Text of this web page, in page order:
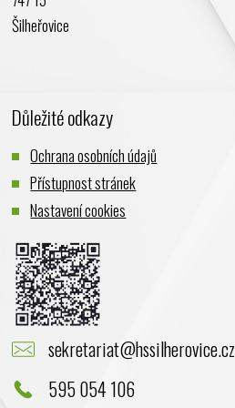
Listopad 2023
Srpen 2023
Červen 2023
Květen 2023
Duben 2023
Březen 2023
Únor 2023
Leden 2023
Prosinec 2022
Listopad 2022
Šilheřovice
Důležité odkazy
Ochrana osobních údajů
Přístupnost stránek
Nastavení cookies
sekretariat@hssilherovice.cz
595 054 106